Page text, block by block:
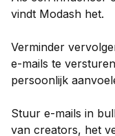
vindt Modash het.
Verminder
e-mails te
persoonlijk
Stuur e-mails in
van creators, het